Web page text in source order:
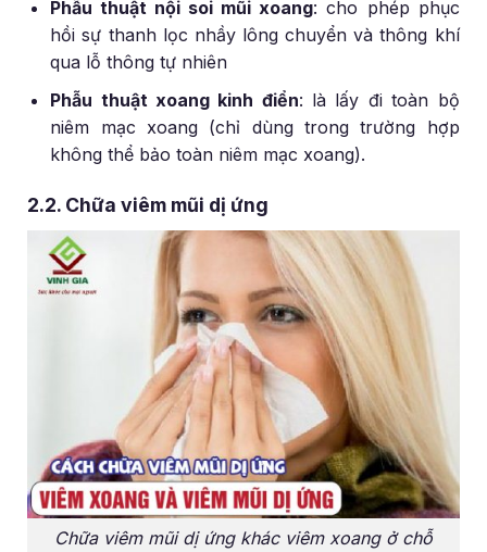
Phẫu thuật nội soi mũi xoang: cho phép phục
hồi sự thanh lọc nhầy lông chuyển và thông khí
qua lỗ thông tự nhiên
Phẫu thuật xoang kinh điển: là lấy đi toàn bộ
niêm mạc xoang (chỉ dùng trong trường hợp
không thể bảo toàn niêm mạc xoang).
2.2. Chữa viêm mũi dị ứng
Chữa viêm mũi dị ứng khác viêm xoang ở chỗ